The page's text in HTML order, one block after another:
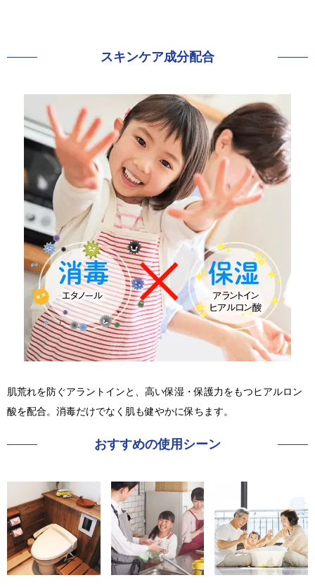
スキンケア成分配合
肌荒れを防ぐアラントインと、高い保湿・保護力をもつヒアルロン
酸を配合。消毒だけでなく肌も健やかに保ちます。
おすすめの使用シーン